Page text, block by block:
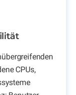
CPUs,